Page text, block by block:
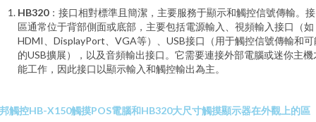
HB320：接口相對標準且簡潔，主要服務于顯示和觸控信號傳輸。
區通常位于背部側面或底部，主要包括電源輸入、視頻輸入接口（如
HDMI、DisplayPort、VGA等）、USB接口（用于觸控信號傳輸和可
的USB擴展），以及音頻輸出接口。它需要連接外部電腦或迷你主機
能工作，因此接口以顯示輸入和觸控輸出為主。
觸控HB-X150觸摸POS電腦和HB320大尺寸觸摸顯示器在外觀上的區